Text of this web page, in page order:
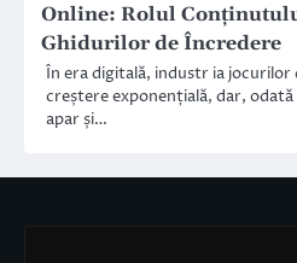
Online: Rolul
Ghidurilor de Încredere
În era digitală, industr ia jocurilor
creștere exponențială, dar, odată
apar și…